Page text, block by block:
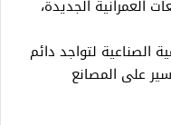
العمرانية الجديدة،
الصناعية لتواجد دائم
على المصانع